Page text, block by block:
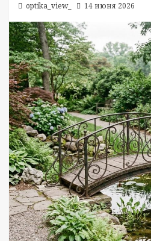
optika_view_ 14 июня 2026